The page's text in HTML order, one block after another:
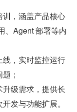
训，涵盖产品核心
、Agent 部署等内
线，实时监控运行
；
级需求，提供长
发与功能扩展。